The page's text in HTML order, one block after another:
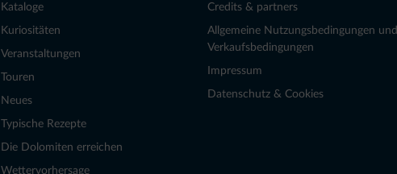
Kataloge
Kuriositäten
Veranstaltungen
Touren
Neues
Typische Rezepte
Die Dolomiten erreichen
Wettervorhersage
Credits & partners
Allgemeine Nutzungsbedingungen und
Verkaufsbedingungen
Impressum
Datenschutz & Cookies